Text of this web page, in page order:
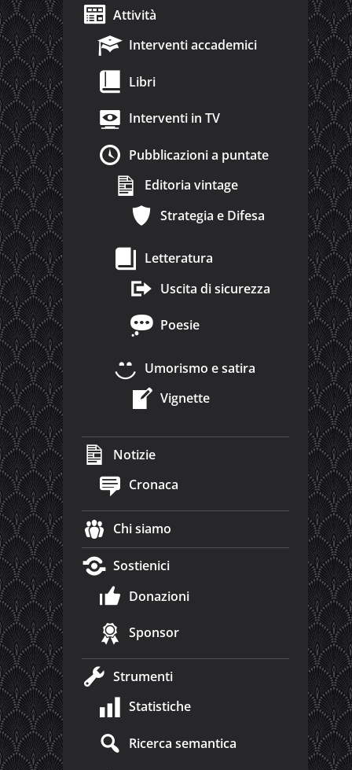
Attività
Interventi accademici
Libri
Interventi in TV
Pubblicazioni a puntate
Editoria vintage
Strategia e Difesa
Letteratura
Uscita di sicurezza
Poesie
Umorismo e satira
Vignette
Notizie
Cronaca
Chi siamo
Sostienici
Donazioni
Sponsor
Strumenti
Statistiche
Ricerca semantica